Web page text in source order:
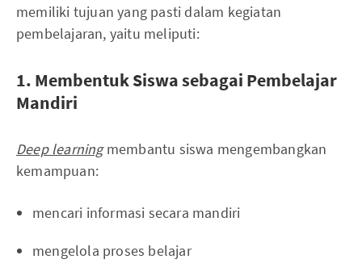
memiliki tujuan yang pasti dalam kegiatan
pembelajaran, yaitu meliputi:
1. Membentuk Siswa sebagai Pembelajar
Mandiri
Deep learningmembantu siswa mengembangkan
kemampuan:
mencari informasi secara mandiri
mengelola proses belajar